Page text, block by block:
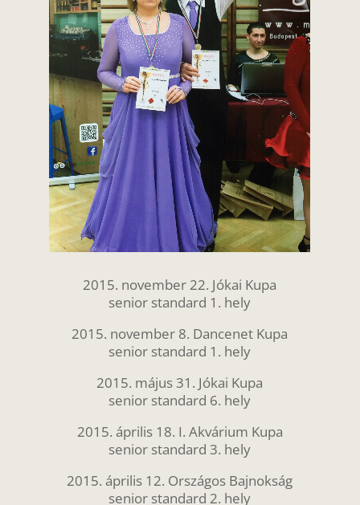
2015. november 22. Jókai Kupa
senior standard 1. hely
2015. november 8. Dancenet Kupa
senior standard 1. hely
2015. május 31. Jókai Kupa
senior standard 6. hely
2015. április 18. I. Akvárium Kupa
senior standard 3. hely
2015. április 12. Országos Bajnokság
senior standard 2. hely